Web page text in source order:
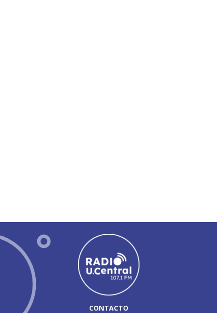
CONTACTO